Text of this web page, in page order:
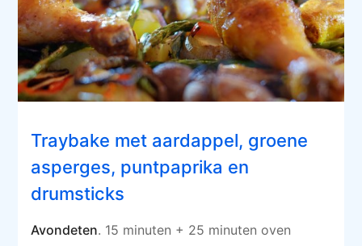
Traybake met aardappel, groene
asperges, puntpaprika en
drumsticks
Avondeten. 15 minuten + 25 minuten oven